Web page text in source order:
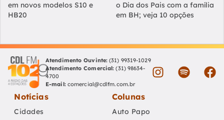
em novos modelos S10 e
HB20
o Dia dos Pais com a família
em BH; veja 10 opções
Atendimento Ouvinte: (31) 99319-1029
Atendimento Comercial: (31) 98634-
4700
E-mail: comercial@cdlfm.com.br
Notícias
Cidades
Colunas
Auto Papo